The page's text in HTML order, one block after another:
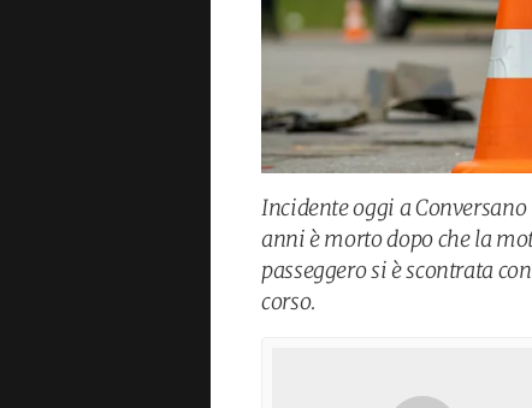
Incidente oggi a
anni è morto dopo che la
passeggero si è scontrata
corso.